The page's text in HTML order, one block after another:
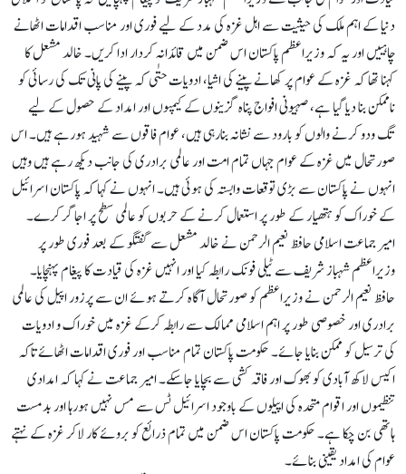
دنیا کے اہم ملک کی حیثیت سے اہل غزہ کی مدد کے لیے فوری اور مناسب اقدامات اٹھانے
چاہییں اور یہ کہ وزیراعظم پاکستان اس ضمن میں قائدانہ کردار ادا کریں۔ خالد مشعل کا
کہنا تھا کہ غزہ کے عوام پر کھانے پینے کی اشیا، ادویات حتٰی کہ پینے کی پانی تک کی رسائی کو
ناممکن بنا دیا گیا ہے، صہیونی افواج پناہ گزینوں کے کیمپوں اور امداد کے حصول کے لیے
تگ ودو کرنے والوں کو بارود سے نشانہ بنارہی ہیں، عوام فاقوں سے شہید ہورہے ہیں۔ اس
صورتحال میں غزہ کے عوام جہاں تمام امت اور عالمی برادری کی جانب دیکھ رہے ہیں وہیں
انہوں نے پاکستان سے بڑی توقعات وابستہ کی ہوئی ہیں۔ انہوں نے کہا کہ پاکستان اسرائیل
کے خوراک کو ہتھیار کے طور پر استعمال کرنے کے حربوں کو عالمی سطح پر اجاگر کرے۔
امیر جماعت اسلامی حافظ نعیم الرحمن نے خالد مشعل سے گفتگو کے بعد فوری طور پر
وزیراعظم شہباز شریف سے ٹیلی فونک رابطہ کیا اور انہیں غزہ کی قیادت کا پیغام پہنچایا۔
حافظ نعیم الرحمن نے وزیراعظم کو صورتحال آگاہ کرتے ہوئے ان سے پرزور اپیل کی عالمی
برادری اور خصوصی طور پر اہم اسلامی ممالک سے رابطہ کرکے غزہ میں خوراک و ادویات
کی ترسیل کو ممکن بنایا جائے۔ حکومت پاکستان تمام مناسب اور فوری اقدامات اٹھائے تاکہ
اکیس لاکھ آبادی کو بھوک اور فاقہ کشی سے بچایا جاسکے۔ امیر جماعت نے کہا کہ امدادی
تنظیموں اور اقوام متحدہ کی اپیلوں کے باوجود اسرائیل ٹس سے مس نہیں ہورہا اور بدمست
ہاتھی بن چکا ہے۔ حکومت پاکستان اس ضمن میں تمام ذرائع کو بروئے کار لاکر غزہ کے نہتے
عوام کی امداد یقینی بنائے۔